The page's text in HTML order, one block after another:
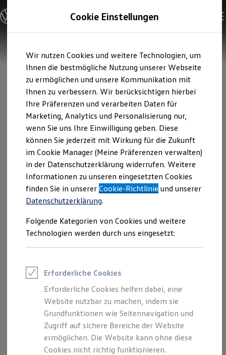
Hauptinhalt
springen
Footer
springen
Modelle und Konfigurator
Konfigurator
Modelle vergleichen
Elektroautos
ENERGY Sondermodelle
Nutzfahrzeuge
SUV und CUV
Familienautos
Kombis
Kompaktwagen
Sportwagen
Schnell verfügbare Fahrzeuge
Angebote und Produkte
Aktuelle Angebote
E-Auto-Förderung
Volkswagen Marktplatz
Die ENERGY Sondermodelle
Junge Gebrauchtwagen und Gebrauchtwagen
Volkswagen Zertifizierte Gebrauchtwagen
Elektromobilität bei Gebrauchtwagen
Saisonangebote
Reifenpakete
Leasing
Leasing-Angebote
Elektroauto Leasing
Kleinwagen-Leasing
Leasing ohne Anzahlung
Finanzierung
Autokredit mit Schlussrate
Versicherungen und Garantien
Kfz-Versicherung
Restschuldversicherungen
Garantien
Cookie Einstellungen
Wir nutzen Cookies und weitere Technologien, um
Ihnen die bestmögliche Nutzung unserer Webseite
zu ermöglichen und unsere Kommunikation mit
Ihnen zu verbessern. Wir berücksichtigen hierbei
Ihre Präferenzen und verarbeiten Daten für
Marketing, Analytics und Personalisierung nur,
wenn Sie uns Ihre Einwilligung geben. Diese
können Sie jederzeit mit Wirkung für die Zukunft
im Cookie Manager (Meine Präferenzen verwalten)
in der Datenschutzerklärung widerrufen. Weitere
Informationen zu unseren eingesetzten Cookies
finden Sie in unsererCookie-Richtlinie und unserer
Datenschutzerklärung.
Folgende Kategorien von Cookies und weitere
Technologien werden durch uns eingesetzt:
Erforderliche Cookies
Erforderliche Cookies helfen dabei, eine
Website nutzbar zu machen, indem sie
Grundfunktionen wie Seitennavigation und
Zugriff auf sichere Bereiche der Website
ermöglichen. Die Website kann ohne diese
Cookies nicht richtig funktionieren.